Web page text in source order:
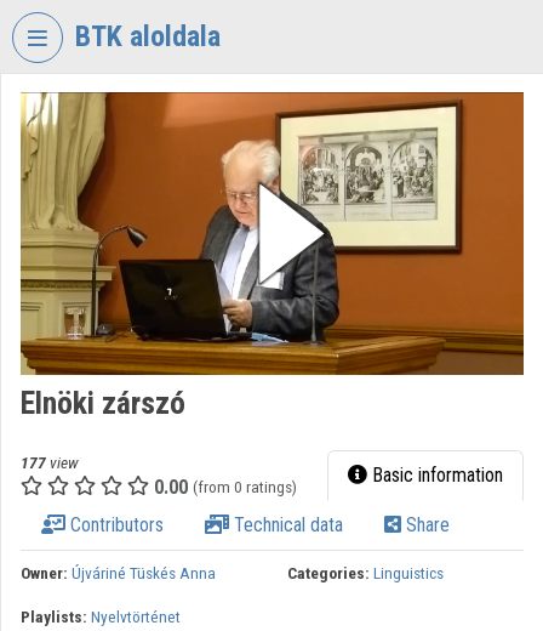
Skip header
BTK aloldala
RESEARCH
CENTRE
FOR
HUMANTITIES
Organization home
Categories
Organization playlists
Elnöki zárszó
177 view
0.00 (from 0 ratings) Basic information
Contributors Technical data Share
Owner: Újváriné Tüskés Anna Categories: Linguistics
Playlists: Nyelvtörténet